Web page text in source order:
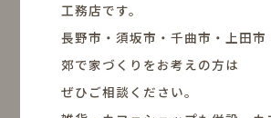
工務店です。
長野市・須坂市・千曲市・上田市
郊で家づくりをお考えの方は
ぜひご相談ください。